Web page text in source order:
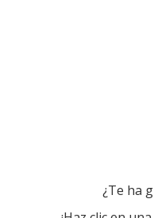
¿Te ha